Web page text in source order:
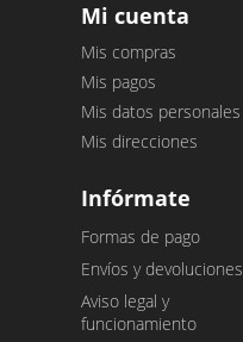
Mi cuenta
Mis compras
Mis pagos
Mis datos personales
Mis direcciones
Infórmate
Formas de pago
Envíos y devoluciones
Aviso legal y
funcionamiento